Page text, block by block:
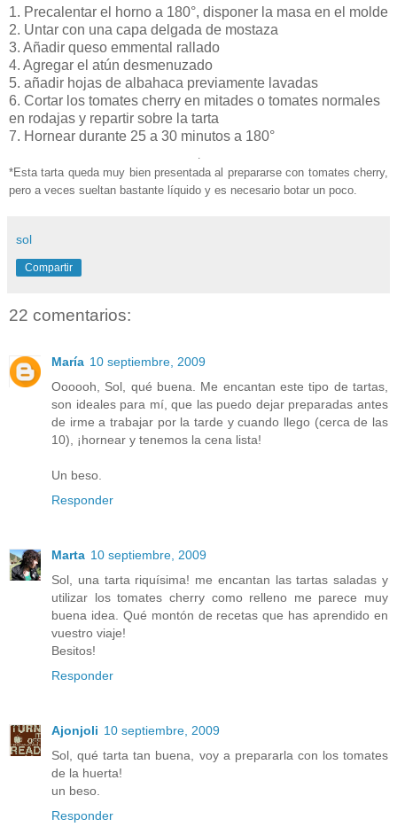
1. Precalentar el horno a 180°, disponer la masa en el molde
2. Untar con una capa delgada de mostaza
3. Añadir queso emmental rallado
4. Agregar el atún desmenuzado
5. añadir hojas de albahaca previamente lavadas
6. Cortar los tomates cherry en mitades o tomates normales
en rodajas y repartir sobre la tarta
7. Hornear durante 25 a 30 minutos a 180°
.
*Esta tarta queda muy bien presentada al prepararse con tomates cherry,
pero a veces sueltan bastante líquido y es necesario botar un poco.
sol
Compartir
22 comentarios:
María 10 septiembre, 2009
Oooooh, Sol, qué buena. Me encantan este tipo de tartas,
son ideales para mí, que las puedo dejar preparadas antes
de irme a trabajar por la tarde y cuando llego (cerca de las
10), ¡hornear y tenemos la cena lista!
Un beso.
Responder
Marta 10 septiembre, 2009
Sol, una tarta riquísima! me encantan las tartas saladas y
utilizar los tomates cherry como relleno me parece muy
buena idea. Qué montón de recetas que has aprendido en
vuestro viaje!
Besitos!
Responder
Ajonjoli 10 septiembre, 2009
Sol, qué tarta tan buena, voy a prepararla con los tomates
de la huerta!
un beso.
Responder